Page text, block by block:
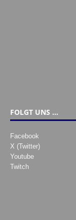
FOLGT UNS …
Facebook
X (Twitter)
Youtube
Twitch